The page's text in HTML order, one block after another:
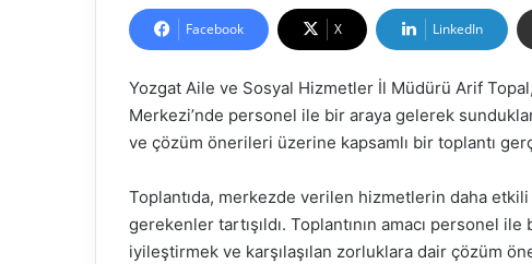
Facebook X LinkedIn
Yozgat Aile ve Sosyal Hizmetler İl Müdürü Arif
Merkezi’nde personel ile bir araya gelerek
ve çözüm önerileri üzerine kapsamlı bir toplantı
Toplantıda, merkezde verilen hizmetlerin daha
gerekenler tartışıldı. Toplantının amacı personel
iyileştirmek ve karşılaşılan zorluklara dair çözüm